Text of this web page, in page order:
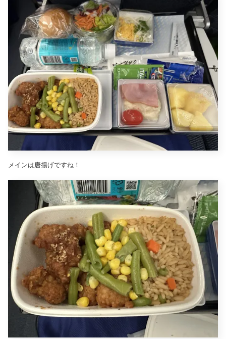
メインは唐揚げですね！